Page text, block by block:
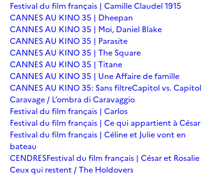
Festival du film français | Camille Claudel 1915
CANNES AU KINO 35 | Dheepan
CANNES AU KINO 35 | Moi, Daniel Blake
CANNES AU KINO 35 | Parasite
CANNES AU KINO 35 | The Square
CANNES AU KINO 35 | Titane
CANNES AU KINO 35 | Une Affaire de famille
CANNES AU KINO 35: Sans filtreCapitol vs. Capitol
Caravage / L’ombra di Caravaggio
Festival du film français | Carlos
Festival du film français | Ce qui appartient à César
Festival du film français | Céline et Julie vont en
bateau
CENDRESFestival du film français | César et Rosalie
Ceux qui restent / The Holdovers